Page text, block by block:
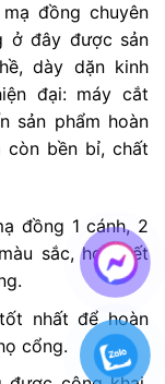
đồng chuyên
ở đây được sản
dày dặn kinh
đại: máy cắt
sản phẩm hoàn
còn bền bỉ, chất
đồng 1 cánh, 2
sắc, họa tiết
nhất để hoàn
cổng.